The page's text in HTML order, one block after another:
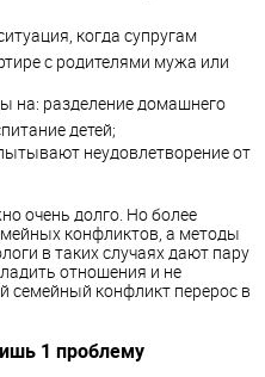
когда супругам
с родителями мужа или
на: разделение домашнего
детей;
неудовлетворение от
очень долго. Но более
конфликтов, а методы
в таких случаях дают пару
отношения и не
семейный конфликт перерос в
1 проблему